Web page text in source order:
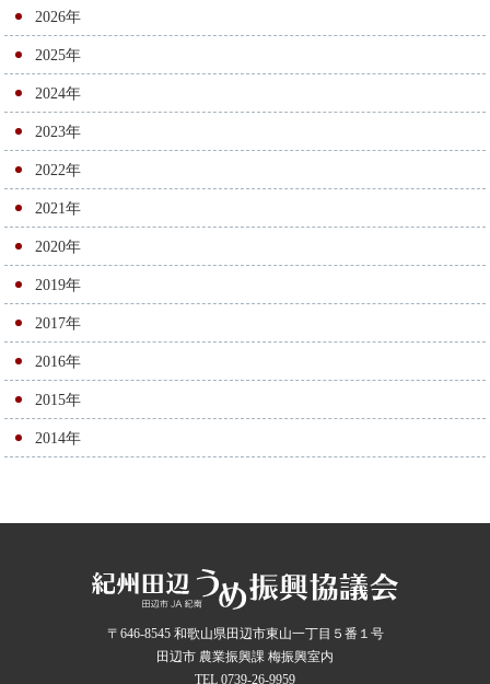
ー
シ
ョ
ン
2026年
2025年
2024年
2023年
2022年
2021年
2020年
2019年
2017年
2016年
2015年
2014年
〒646-8545 和歌山県田辺市東山一丁目５番１号
田辺市 農業振興課 梅振興室内
TEL 0739-26-9959